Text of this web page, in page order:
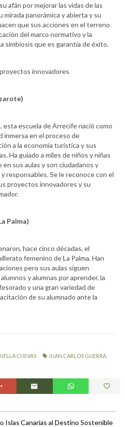
afán por mejorar las vidas de las
mirada panorámica y abierta y su
que sus acciones en el terreno
del marco normativo y la
simbiosis que es garantía de éxito.
innovadores
esta escuela de Arrecife nació como
inmersa en el proceso de
a la economía turística y sus
Ha guiado a miles de niños y niñas
sus aulas y son ciudadanos y
responsables. Se le reconoce con el
proyectos innovadores y su
Palma)
hace cinco décadas, el
femenino de La Palma. Han
pero sus aulas siguen
y alumnas por aprender, la
y una gran variedad de
de su alumnado ante la
CUEVAS
JUAN CARLOS GUERRA
Islas Canarias al Destino Sostenible